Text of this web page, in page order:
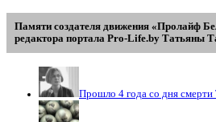
Памяти создателя движения «Пролайф
редактора портала Pro-Life.by Tатьяны
Прошло 4 года со дня смерти